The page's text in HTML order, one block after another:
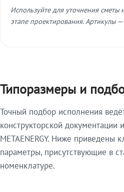
Используйте для уточнения
этапе проектирования. Артикулы —
Типоразмеры и
Точный подбор исполнения
конструкторской документации
METAENERGY. Ниже приведены
параметры, присутствующие в
номенклатуре.